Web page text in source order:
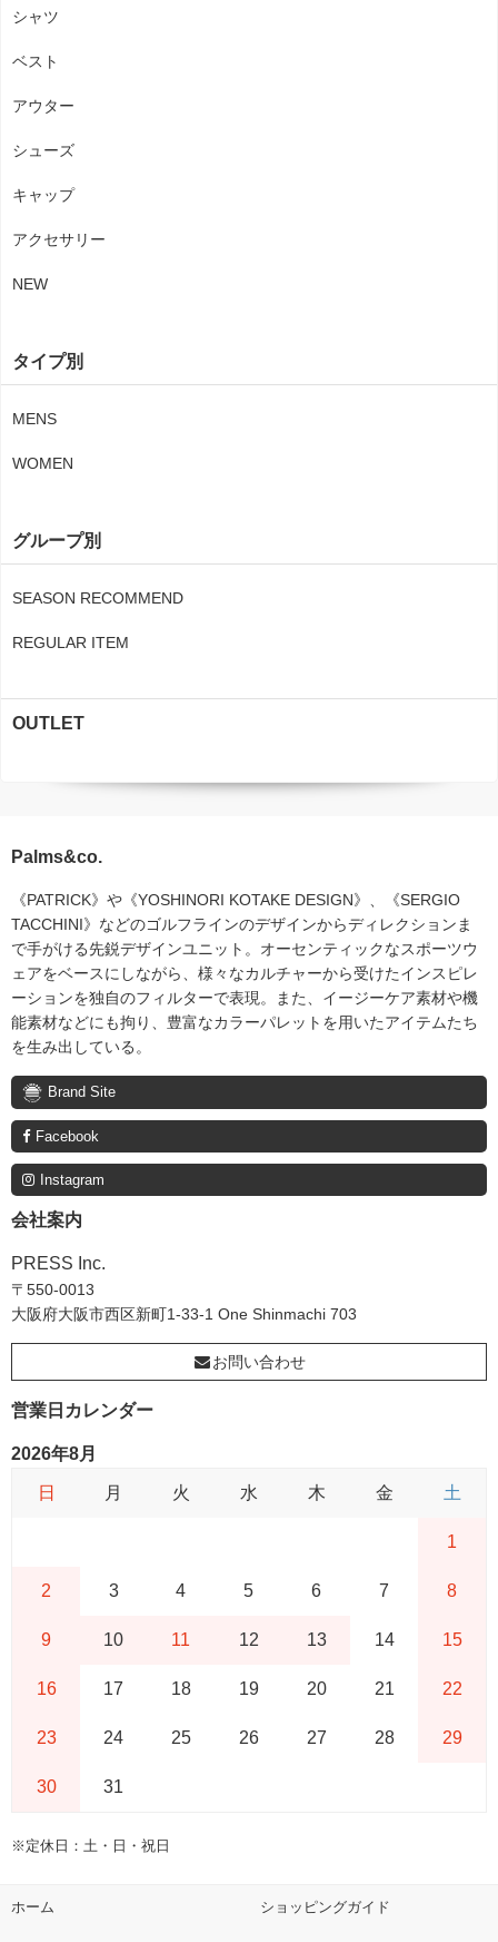
シャツ
ベスト
アウター
シューズ
キャップ
アクセサリー
NEW
タイプ別
MENS
WOMEN
グループ別
SEASON RECOMMEND
REGULAR ITEM
OUTLET
Palms&co.
《PATRICK》や《YOSHINORI KOTAKE DESIGN》、《SERGIO
TACCHINI》などのゴルフラインのデザインからディレクションま
で手がける先鋭デザインユニット。オーセンティックなスポーツウ
ェアをベースにしながら、様々なカルチャーから受けたインスピレ
ーションを独自のフィルターで表現。また、イージーケア素材や機
能素材などにも拘り、豊富なカラーパレットを用いたアイテムたち
を生み出している。
Brand Site
Facebook
Instagram
会社案内
PRESS Inc.
〒550-0013
大阪府大阪市西区新町1-33-1 One Shinmachi 703
お問い合わせ
営業日カレンダー
2026年8月
日 月 火 水 木 金 土
1
2 3 4 5 6 7 8
9 10 11 12 13 14 15
16 17 18 19 20 21 22
23 24 25 26 27 28 29
30 31
※定休日：土・日・祝日
ホーム ショッピングガイド